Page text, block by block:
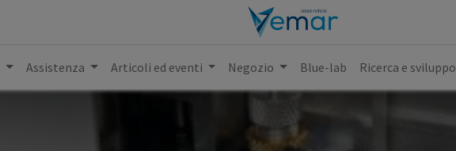
Assistenza Articoli ed eventi Negozio Blue-lab Ricerca e sviluppo